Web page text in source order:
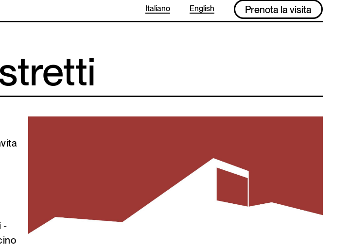
Italiano English Prenota la visita
-